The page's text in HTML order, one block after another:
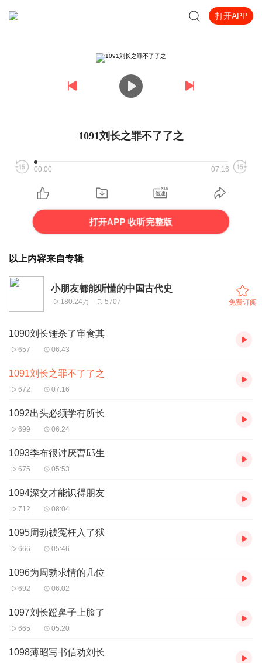
打开APP
1091刘长之罪不了了之
00:00 07:16
打开APP 收听完整版
以上内容来自专辑
小朋友都能听懂的中国古代史
180.24万 5707 免费订阅
1090刘长锤杀了审食其
657 06:43
1091刘长之罪不了了之
672 07:16
1092出头必须学有所长
699 06:24
1093季布很讨厌曹邱生
675 05:53
1094深交才能识得朋友
712 08:04
1095周勃被冤枉入了狱
666 05:46
1096为周勃求情的几位
692 06:02
1097刘长蹬鼻子上脸了
665 05:20
1098薄昭写书信劝刘长